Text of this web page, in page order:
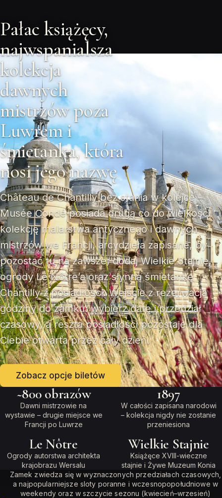
Pałac książęcy,
najwspanialsza
kolekcja
dawnych
mistrzów poza
Luwrem i
śmietanka, która
nosi jego nazwę
Château de Chantilly bez stania w kolejce –
Musée Condé posiada drugą co do wielkości
kolekcję malarstwa antycznego i dawnych
mistrzów we Francji, arcydzieła zapisane, by
pozostać tu na zawsze; dodaj Wielkie Stajnie,
ogrody Le Nôtre’a oraz słynną śmietankę
Chantilly z posiadłości. Wejście z rezerwacją
godziny do zamku: wybierz datę i przedział
czasowy, a reszta posiadłości pozostaje dla
Ciebie otwarta przez cały dzień.
Zobacz opcje biletów
~800 obrazów
Dawni mistrzowie na
wystawie – drugie miejsce we
Francji po Luwrze
1897
W całości zapisana narodowi
– kolekcja nigdy nie zostanie
przeniesiona
Le Nôtre
Ogrody autorstwa architekta
krajobrazu Wersalu
Wielkie Stajnie
Książęce XVIII-wieczne
stajnie i Żywe Muzeum Konia
Zamek zwiedza się w wyznaczonych przedziałach czasowych,
a najpopularniejsze sloty poranne i wczesnopopołudniowe w
weekendy oraz w szczycie sezonu (kwiecień–wrzesień)